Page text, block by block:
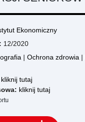
Ekonomiczny
12/2020
| Ochrona zdrowia |
kliknij tutaj
kliknij tutaj